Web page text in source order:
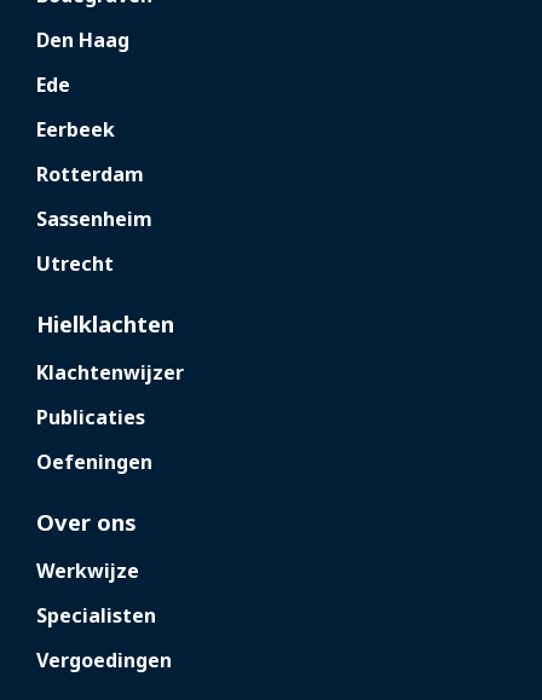
Den Haag
Ede
Eerbeek
Rotterdam
Sassenheim
Utrecht
Hielklachten
Klachtenwijzer
Publicaties
Oefeningen
Over ons
Werkwijze
Specialisten
Vergoedingen